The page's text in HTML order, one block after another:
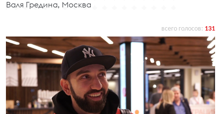
Валя Гредина, Москва
всего голосов: 131